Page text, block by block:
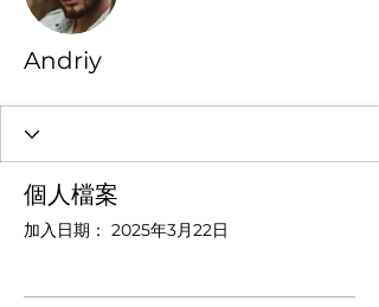
Andriy
個人檔案
加入日期： 2025年3月22日